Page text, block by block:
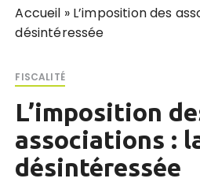
Accueil » L’imposition des
désintéressée
FISCALITÉ
L’imposition
associations :
désintéressée